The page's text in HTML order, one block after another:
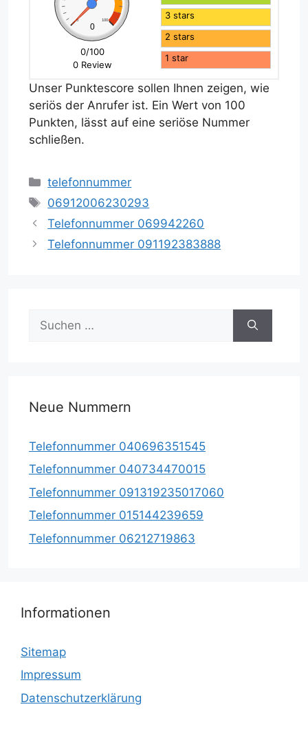
0 100
0
0/100
0 Review
3 stars
2 stars
1 star
Unser Punktescore sollen Ihnen zeigen, wie
seriös der Anrufer ist. Ein Wert von 100
Punkten, lässt auf eine seriöse Nummer
schließen.
Kategorien
telefonnummer
Schlagwörter
06912006230293
Telefonnummer 069942260
Telefonnummer 091192383888
nach:
Neue Nummern
Telefonnummer 040696351545
Telefonnummer 040734470015
Telefonnummer 091319235017060
Telefonnummer 015144239659
Telefonnummer 06212719863
Informationen
Sitemap
Impressum
Datenschutzerklärung